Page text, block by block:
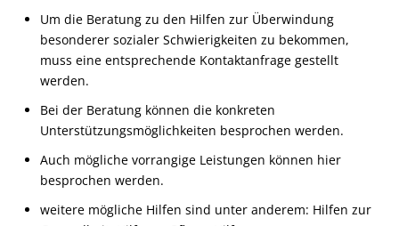
Um die Beratung zu den Hilfen zur Überwindung
besonderer sozialer Schwierigkeiten zu bekommen,
muss eine entsprechende Kontaktanfrage gestellt
werden.
Bei der Beratung können die konkreten
Unterstützungsmöglichkeiten besprochen werden.
Auch mögliche vorrangige Leistungen können hier
besprochen werden.
weitere mögliche Hilfen sind unter anderem: Hilfen zur